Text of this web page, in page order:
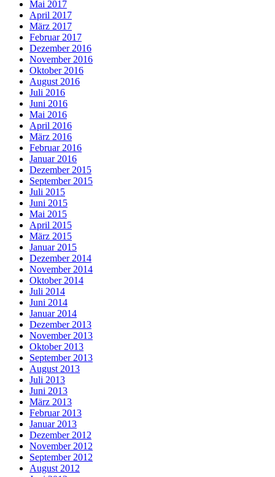
Mai 2017
April 2017
März 2017
Februar 2017
Dezember 2016
November 2016
Oktober 2016
August 2016
Juli 2016
Juni 2016
Mai 2016
April 2016
März 2016
Februar 2016
Januar 2016
Dezember 2015
September 2015
Juli 2015
Juni 2015
Mai 2015
April 2015
März 2015
Januar 2015
Dezember 2014
November 2014
Oktober 2014
Juli 2014
Juni 2014
Januar 2014
Dezember 2013
November 2013
Oktober 2013
September 2013
August 2013
Juli 2013
Juni 2013
März 2013
Februar 2013
Januar 2013
Dezember 2012
November 2012
September 2012
August 2012